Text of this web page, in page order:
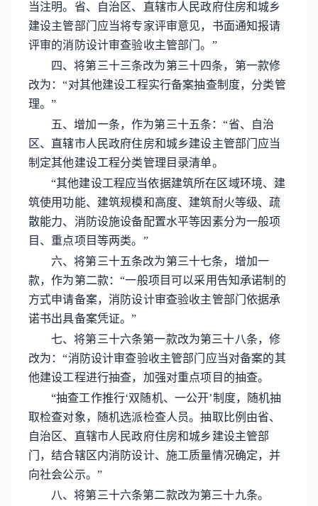
当注明。省、自治区、直辖市人民政府住房和城乡
建设主管部门应当将专家评审意见，书面通知报请
评审的消防设计审查验收主管部门。”
四、将第三十三条改为第三十四条，第一款修
改为：“对其他建设工程实行备案抽查制度，分类管
理。”
五、增加一条，作为第三十五条：“省、自治
区、直辖市人民政府住房和城乡建设主管部门应当
制定其他建设工程分类管理目录清单。
“其他建设工程应当依据建筑所在区域环境、建
筑使用功能、建筑规模和高度、建筑耐火等级、疏
散能力、消防设施设备配置水平等因素分为一般项
目、重点项目等两类。”
六、将第三十五条改为第三十七条，增加一
款，作为第二款：“一般项目可以采用告知承诺制的
方式申请备案，消防设计审查验收主管部门依据承
诺书出具备案凭证。”
七、将第三十六条第一款改为第三十八条，修
改为：“消防设计审查验收主管部门应当对备案的其
他建设工程进行抽查，加强对重点项目的抽查。
“抽查工作推行‘双随机、一公开’制度，随机抽
取检查对象，随机选派检查人员。抽取比例由省、
自治区、直辖市人民政府住房和城乡建设主管部
门，结合辖区内消防设计、施工质量情况确定，并
向社会公示。”
八、将第三十六条第二款改为第三十九条。